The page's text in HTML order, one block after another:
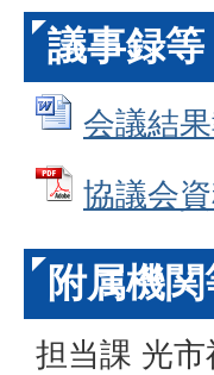
議事録等
会議結
協議会
附属機
担当課 光